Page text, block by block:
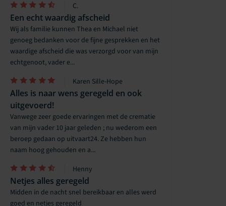
C.
Een echt waardig afscheid
Wij als familie kunnen Thea en Michael niet
genoeg bedanken voor de fijne gesprekken en het
waardige afscheid die was verzorgd voor van mijn
echtgenoot, vader e...
Karen Sille-Hope
Alles is naar wens geregeld en ook
uitgevoerd!
Vanwege zeer goede ervaringen met de crematie
van mijn vader 10 jaar geleden ; nu wederom een
beroep gedaan op uitvaart24. Ze hebben hun
naam hoog gehouden en a...
Henny
Netjes alles geregeld
Midden in de nacht snel bereikbaar en alles werd
goed en netjes geregeld